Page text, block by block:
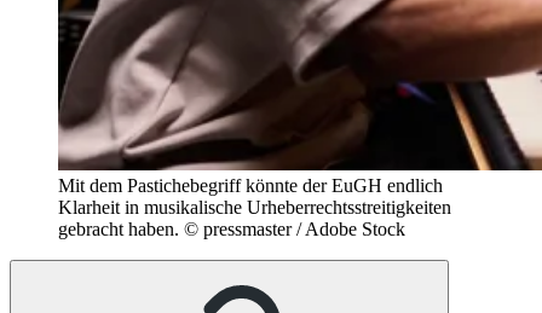
Mit dem Pastichebegriff könnte der EuGH endlich
Klarheit in musikalische Urheberrechtsstreitigkeiten
gebracht haben. © pressmaster / Adobe Stock